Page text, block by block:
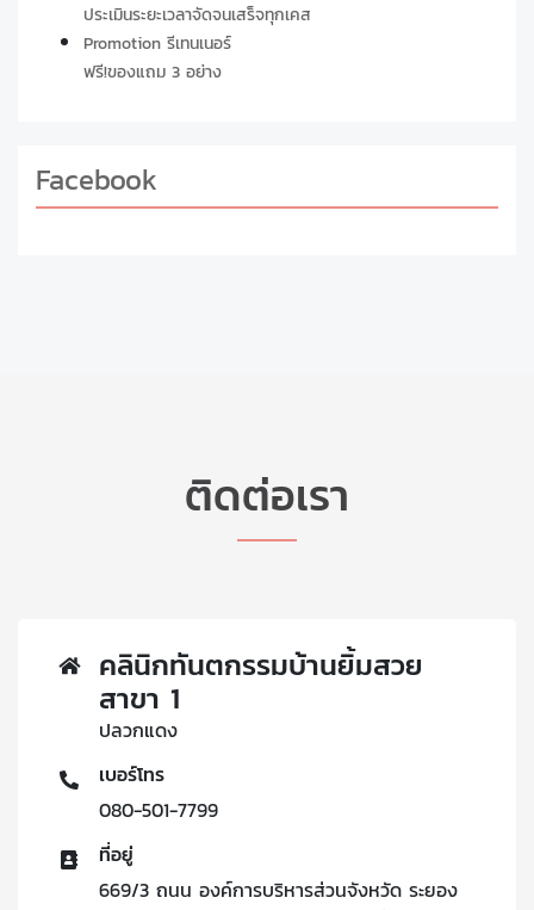
ประเมินระยะเวลาจัดจนเสร็จทุกเคส
Promotion รีเทนเนอร์
ฟรี!ของแถม 3 อย่าง
Facebook
ติดต่อเรา
คลินิกทันตกรรมบ้านยิ้มสวย
สาขา 1
ปลวกแดง
เบอร์โทร
080-501-7799
ที่อยู่
669/3 ถนน องค์การบริหารส่วนจังหวัด ระยอง